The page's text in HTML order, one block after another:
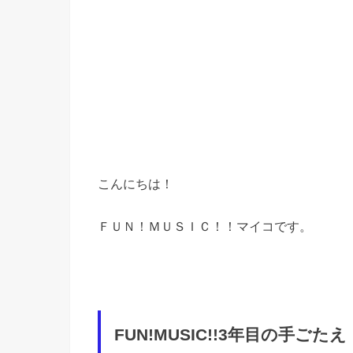
こんにちは！
ＦＵＮ！ＭＵＳＩＣ！！マイコです。
FUN!MUSIC!!3年目の手ごたえ